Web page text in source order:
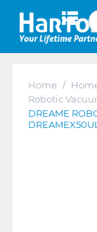
Home /
Robotic
DREAME